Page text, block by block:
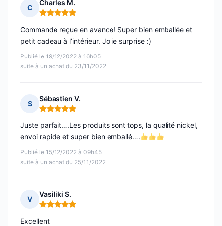
C
Charles M.
Note : 5 sur 5
Publié le 19/12/2022 à 16h05
suite à un achat du 23/11/2022
Commande reçue en avance! Super bien emballée et
petit cadeau à l’intérieur. Jolie surprise :)
S
Sébastien V.
Note : 5 sur 5
Publié le 15/12/2022 à 09h45
suite à un achat du 25/11/2022
Juste parfait….Les produits sont tops, la qualité nickel,
envoi rapide et super bien emballé….
V
Vasiliki S.
Note : 5 sur 5
Excellent